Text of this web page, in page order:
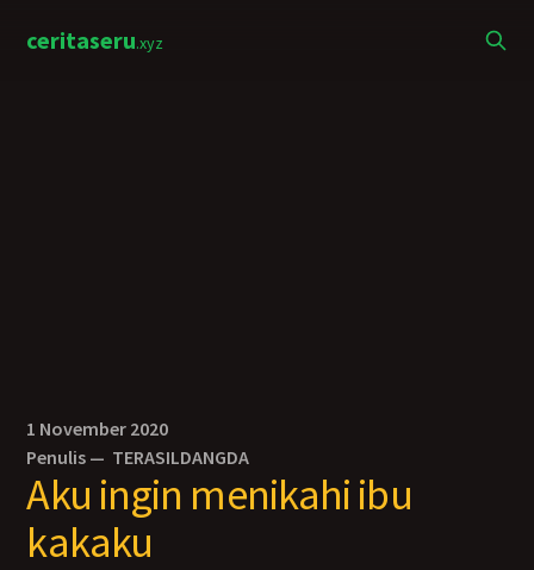
ceritaseru.xyz
1 November 2020
Penulis — TERASILDANGDA
Aku ingin menikahi ibu
kakaku